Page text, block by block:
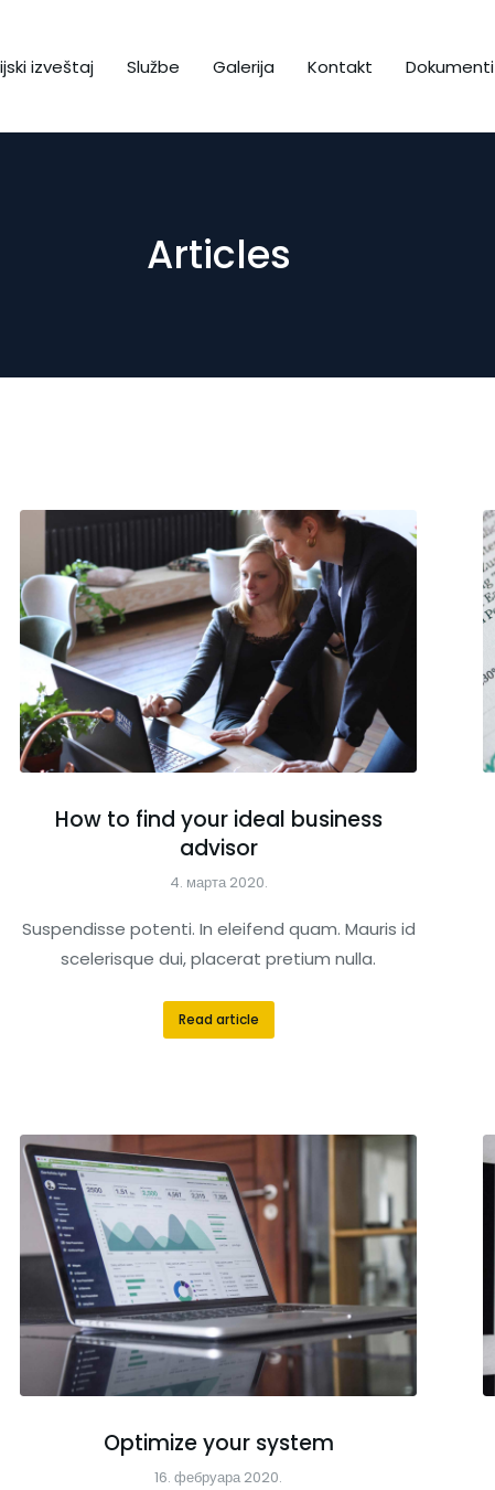
izveštaj Službe Galerija Kontakt Dokumenti
Articles
How to find your ideal business
advisor
4. марта 2020.
Suspendisse potenti. In eleifend quam. Mauris id
scelerisque dui, placerat pretium nulla.
Read article
Optimize your system
16. фебруара 2020.